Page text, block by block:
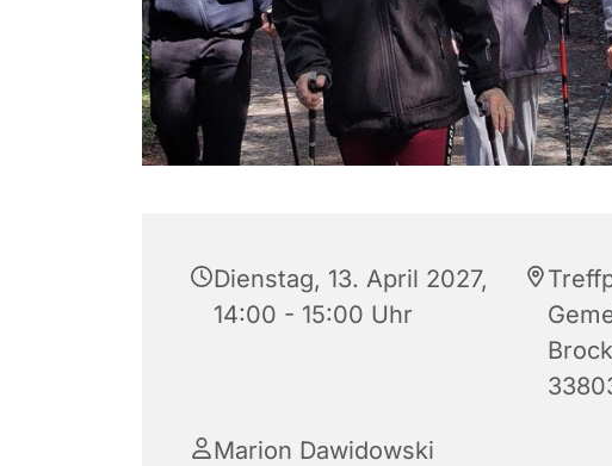
Dienstag, 13. April 2027,
14:00 - 15:00 Uhr
Marion Dawidowski